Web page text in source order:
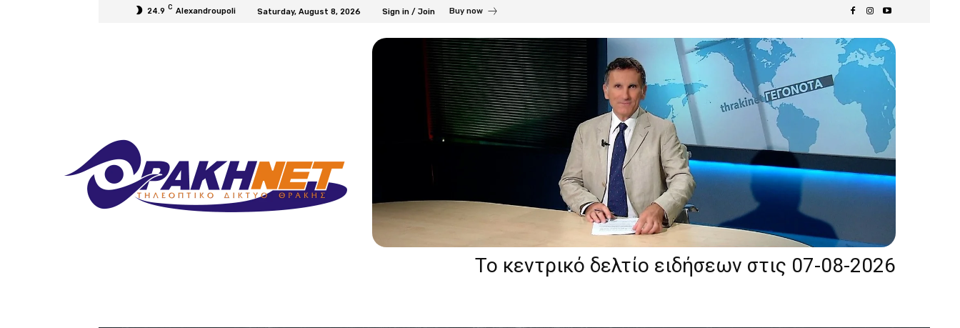
24.9 C Alexandroupoli Saturday, August 8, 2026 Sign in / Join Buy now
Το κεντρικό δελτίο ειδήσεων στις 07-08-2026